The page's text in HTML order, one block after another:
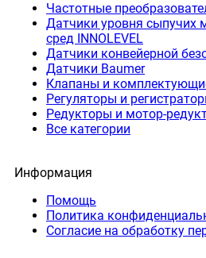
Частотные
Датчики уровня сыпучих
сред INNOLEVEL
Датчики конвейерной
Датчики Baumer
Клапаны и
Регуляторы и
Редукторы и мотор-
Все категории
Информация
Помощь
Политика
Согласие на обработку